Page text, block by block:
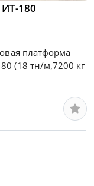
180
платформа
(18 тн/м,7200 кг